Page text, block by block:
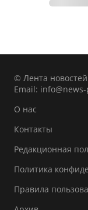
© Лента
Email:
О нас
Контакты
Редакционная
Политика
Правила